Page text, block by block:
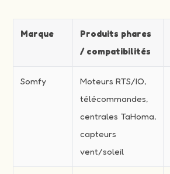
Marque
Produits phares
/ compatibilités
Somfy
Moteurs RTS/IO,
télécommandes,
centrales TaHoma,
capteurs
vent/soleil